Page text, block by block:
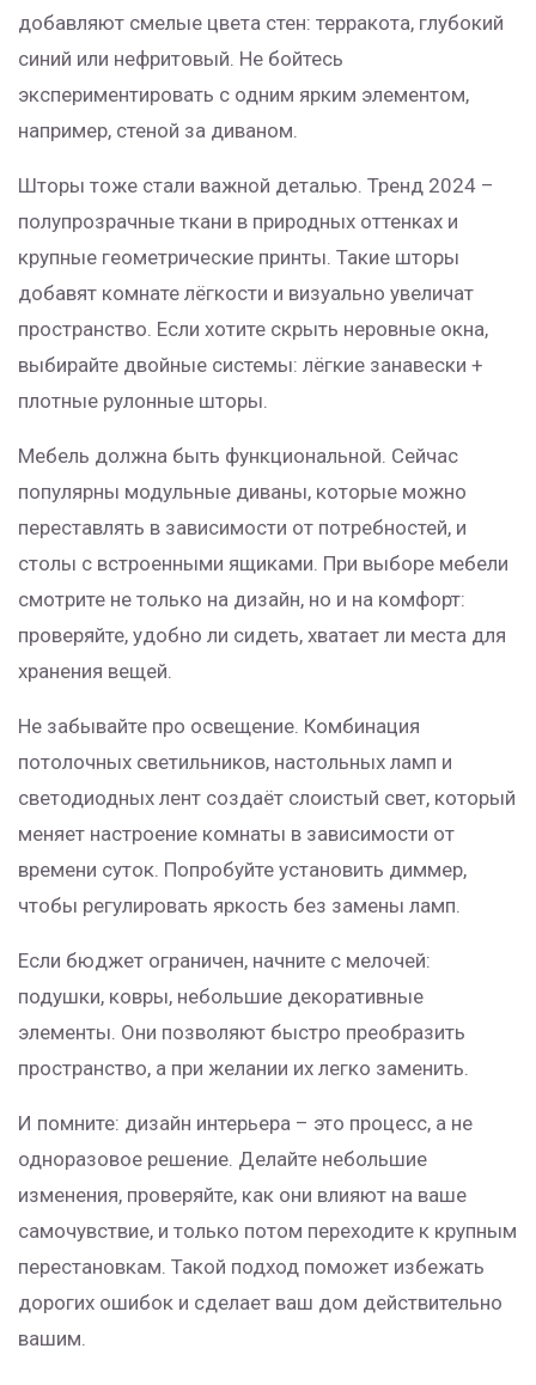
добавляют смелые цвета стен: терракота, глубокий
синий или нефритовый. Не бойтесь
экспериментировать с одним ярким элементом,
например, стеной за диваном.
Шторы тоже стали важной деталью. Тренд 2024 –
полупрозрачные ткани в природных оттенках и
крупные геометрические принты. Такие шторы
добавят комнате лёгкости и визуально увеличат
пространство. Если хотите скрыть неровные окна,
выбирайте двойные системы: лёгкие занавески +
плотные рулонные шторы.
Мебель должна быть функциональной. Сейчас
популярны модульные диваны, которые можно
переставлять в зависимости от потребностей, и
столы с встроенными ящиками. При выборе мебели
смотрите не только на дизайн, но и на комфорт:
проверяйте, удобно ли сидеть, хватает ли места для
хранения вещей.
Не забывайте про освещение. Комбинация
потолочных светильников, настольных ламп и
светодиодных лент создаёт слоистый свет, который
меняет настроение комнаты в зависимости от
времени суток. Попробуйте установить диммер,
чтобы регулировать яркость без замены ламп.
Если бюджет ограничен, начните с мелочей:
подушки, ковры, небольшие декоративные
элементы. Они позволяют быстро преобразить
пространство, а при желании их легко заменить.
И помните: дизайн интерьера – это процесс, а не
одноразовое решение. Делайте небольшие
изменения, проверяйте, как они влияют на ваше
самочувствие, и только потом переходите к крупным
перестановкам. Такой подход поможет избежать
дорогих ошибок и сделает ваш дом действительно
вашим.